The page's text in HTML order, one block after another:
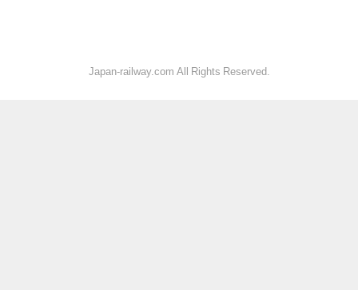
Japan-railway.com All Rights Reserved.